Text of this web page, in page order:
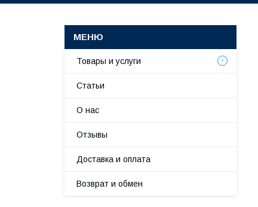
Товары и услуги
Статьи
О нас
Отзывы
Доставка и оплата
Возврат и обмен